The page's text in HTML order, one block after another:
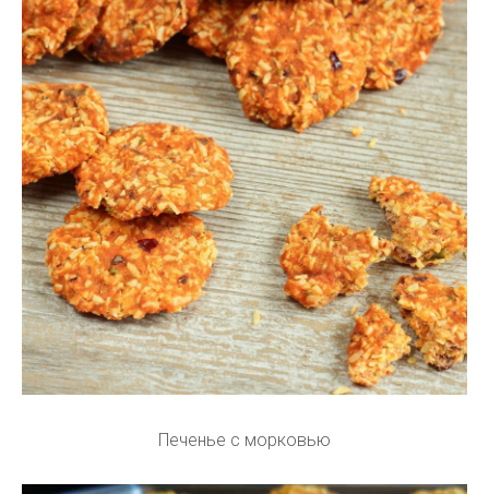
Печенье с морковью